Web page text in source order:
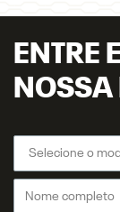
ENTRE
NOSSA